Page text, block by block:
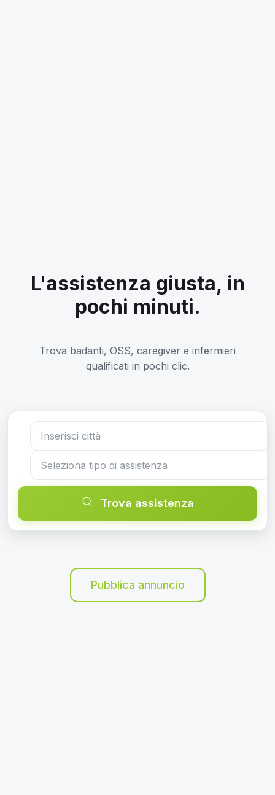
L'assistenza giusta, in
pochi minuti.
Trova badanti, OSS, caregiver e infermieri
qualificati in pochi clic.
Trova assistenza
Pubblica annuncio